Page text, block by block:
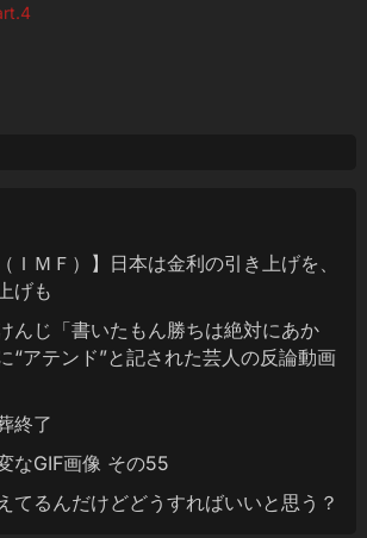
ＩＭＦ）】日本は金利の引き上げを、
げも
んじ「書いたもん勝ちは絶対にあか
アテンド”と記された芸人の反論動画
終了
なGIF画像 その55
てるんだけどどうすればいいと思う？